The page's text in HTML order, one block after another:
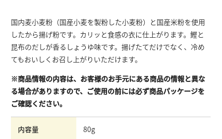
国内麦小麦粉（国産小麦を製粉した小麦粉）と国産米粉を使用
したから揚げ粉です。カリッと食感の衣に仕上がります。鰹と
昆布のだしが香るしょうゆ味です。揚げたてだけでなく、冷め
てもおいしくお召し上がりいただけます。
※商品情報の内容は、お客様のお手元にある商品の情報と異な
る場合がありますので、ご使用の前には必ず商品パッケージを
ご確認ください。
内容量 80g